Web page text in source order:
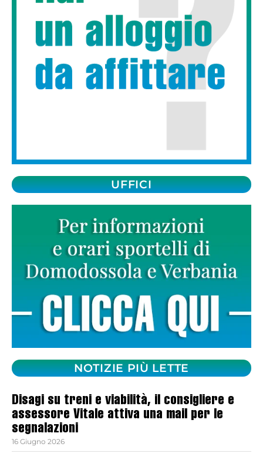
UFFICI
NOTIZIE PIÙ LETTE
Disagi su treni e viabilità, il consigliere e
assessore Vitale attiva una mail per le
segnalazioni
16 Giugno 2026